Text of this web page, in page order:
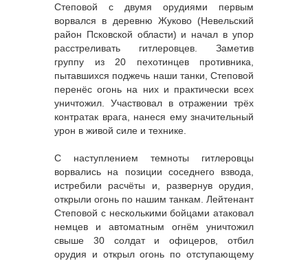
Степовой с двумя орудиями первым
ворвался в деревню Жуково (Невельский
район Псковской области) и начал в упор
расстреливать гитлеровцев. Заметив
группу из 20 пехотинцев противника,
пытавшихся поджечь наши танки, Степовой
перенёс огонь на них и практически всех
уничтожил. Участвовал в отражении трёх
контратак врага, нанеся ему значительный
урон в живой силе и технике.
С наступлением темноты гитлеровцы
ворвались на позиции соседнего взвода,
истребили расчёты и, развернув орудия,
открыли огонь по нашим танкам. Лейтенант
Степовой с несколькими бойцами атаковал
немцев и автоматным огнём уничтожил
свыше 30 солдат и офицеров, отбил
орудия и открыл огонь по отступающему